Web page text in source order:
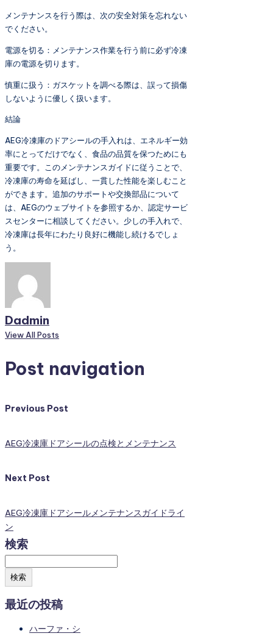
メンテナンスを行う際は、次の安全対策を忘れない
でください。
電源を切る：メンテナンス作業を行う前に必ず冷凍
庫の電源を切ります。
慎重に扱う：ガスケットを調べる際は、誤って損傷
しないように優しく扱います。
結論
AEG冷凍庫のドアシールの手入れは、エネルギー効
率にとってだけでなく、食品の品質を保つためにも
重要です。このメンテナンスガイドに従うことで、
冷凍庫の寿命を延ばし、一貫した性能を楽しむこと
ができます。追加のサポートや交換部品について
は、AEGのウェブサイトを参照するか、認定サービ
スセンターに相談してください。少しの手入れで、
冷凍庫は長年にわたり良好に機能し続けるでしょ
う。
Dadmin
View All Posts
Post navigation
Previous Post
AEG冷凍庫ドアシールの点検とメンテナンス
Next Post
AEG冷凍庫ドアシールメンテナンスガイドライ
ン
検索
検索
最近の投稿
ハーファ・シ